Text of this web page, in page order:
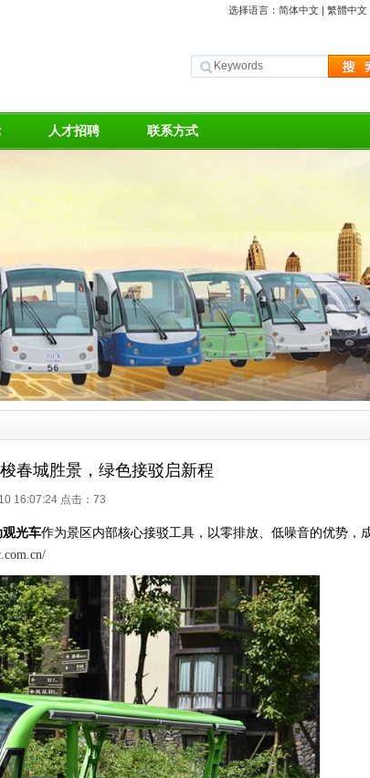
选择语言： 简体中文 | 繁體中文
人才招聘 联系方式
春城胜景，绿色接驳启新程
16:07:24 点击： 73
观光车作为景区内部核心接驳工具，以零排放、低噪音的优势，